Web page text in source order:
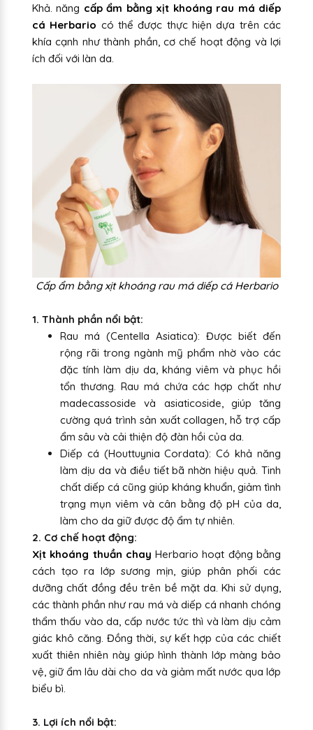
Khả. năng cấp ẩm bằng xịt khoáng rau má diếp
cá Herbario có thể được thực hiện dựa trên các
khía cạnh như thành phần, cơ chế hoạt động và lợi
ích đối với làn da.
Cấp ẩm bằng xịt khoáng rau má diếp cá Herbario
1. Thành phần nổi bật:
Rau má (Centella Asiatica): Được biết đến
rộng rãi trong ngành mỹ phẩm nhờ vào các
đặc tính làm dịu da, kháng viêm và phục hồi
tổn thương. Rau má chứa các hợp chất như
madecassoside và asiaticoside, giúp tăng
cường quá trình sản xuất collagen, hỗ trợ cấp
ẩm sâu và cải thiện độ đàn hồi của da.
Diếp cá (Houttuynia Cordata): Có khả năng
làm dịu da và điều tiết bã nhờn hiệu quả. Tinh
chất diếp cá cũng giúp kháng khuẩn, giảm tình
trạng mụn viêm và cân bằng độ pH của da,
làm cho da giữ được độ ẩm tự nhiên.
2. Cơ chế hoạt động:
Xịt khoáng thuần chay Herbario hoạt động bằng
cách tạo ra lớp sương mịn, giúp phân phối các
dưỡng chất đồng đều trên bề mặt da. Khi sử dụng,
các thành phần như rau má và diếp cá nhanh chóng
thẩm thấu vào da, cấp nước tức thì và làm dịu cảm
giác khô căng. Đồng thời, sự kết hợp của các chiết
xuất thiên nhiên này giúp hình thành lớp màng bảo
vệ, giữ ẩm lâu dài cho da và giảm mất nước qua lớp
biểu bì.
3. Lợi ích nổi bật: